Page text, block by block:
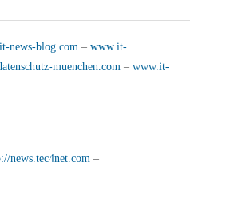
news-blog.com – www.it-
muenchen.com – www.it-
news.tec4net.com –